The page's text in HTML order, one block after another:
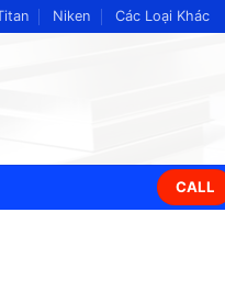
Niken Các Loại Khác
CALL